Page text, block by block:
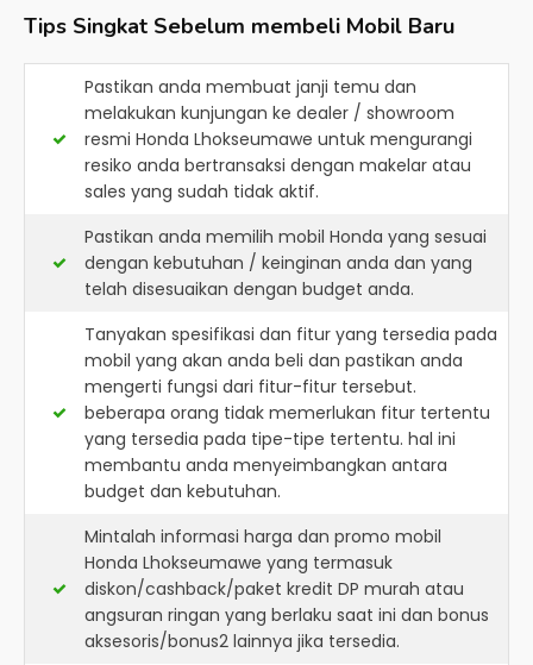
Tips Singkat Sebelum membeli Mobil Baru
Pastikan anda membuat janji temu dan
melakukan kunjungan ke dealer / showroom
resmi Honda Lhokseumawe untuk mengurangi
resiko anda bertransaksi dengan makelar atau
sales yang sudah tidak aktif.
Pastikan anda memilih mobil Honda yang sesuai
dengan kebutuhan / keinginan anda dan yang
telah disesuaikan dengan budget anda.
Tanyakan spesifikasi dan fitur yang tersedia pada
mobil yang akan anda beli dan pastikan anda
mengerti fungsi dari fitur-fitur tersebut.
beberapa orang tidak memerlukan fitur tertentu
yang tersedia pada tipe-tipe tertentu. hal ini
membantu anda menyeimbangkan antara
budget dan kebutuhan.
Mintalah informasi harga dan promo mobil
Honda Lhokseumawe yang termasuk
diskon/cashback/paket kredit DP murah atau
angsuran ringan yang berlaku saat ini dan bonus
aksesoris/bonus2 lainnya jika tersedia.